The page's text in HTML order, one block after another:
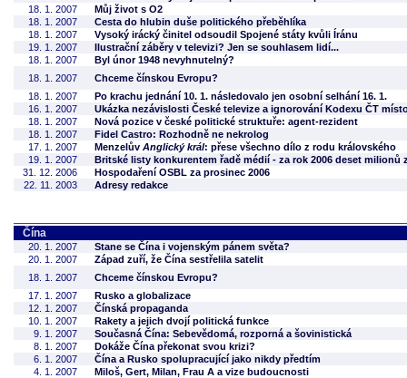
18. 1. 2007
Můj život s O2
18. 1. 2007
Cesta do hlubin duše politického přeběhlíka
18. 1. 2007
Vysoký irácký činitel odsoudil Spojené státy kvůli Íránu
19. 1. 2007
Ilustrační záběry v televizi? Jen se souhlasem lidí...
18. 1. 2007
Byl únor 1948 nevyhnutelný?
18. 1. 2007
Chceme čínskou Evropu?
18. 1. 2007
Po krachu jednání 10. 1. následovalo jen osobní selhání 16. 1.
16. 1. 2007
Ukázka nezávislosti České televize a ignorování Kodexu ČT
18. 1. 2007
Nová pozice v české politické struktuře: agent-rezident
18. 1. 2007
Fidel Castro: Rozhodně ne nekrolog
17. 1. 2007
Menzelův Anglický král: přese všechno dílo z rodu královského
19. 1. 2007
Britské listy konkurentem řadě médií - za rok 2006 deset milionů
31. 12. 2006
Hospodaření OSBL za prosinec 2006
22. 11. 2003
Adresy redakce
Čína
20. 1. 2007
Stane se Čína i vojenským pánem světa?
20. 1. 2007
Západ zuří, že Čína sestřelila satelit
18. 1. 2007
Chceme čínskou Evropu?
17. 1. 2007
Rusko a globalizace
12. 1. 2007
Čínská propaganda
10. 1. 2007
Rakety a jejich dvojí politická funkce
9. 1. 2007
Současná Čína: Sebevědomá, rozporná a šovinistická
8. 1. 2007
Dokáže Čína překonat svou krizi?
6. 1. 2007
Čína a Rusko spolupracující jako nikdy předtím
4. 1. 2007
Miloš, Gert, Milan, Frau A a vize budoucnosti